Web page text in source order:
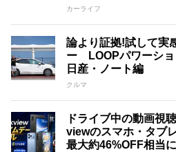
カーライフ
論より証拠!試して実
ー LOOPパワーショ
日産・ノート編
クルマ
ドライブ中の動画視
viewのスマホ・タブ
最大約46%OFF相当に